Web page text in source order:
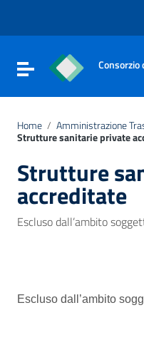
Vai al footer
Attiva / disattiva laConsorzio
Home / Amministrazione
Strutture sanitarie private
Strutture
accreditate
Escluso dall’ambito
Escluso dall’ambito